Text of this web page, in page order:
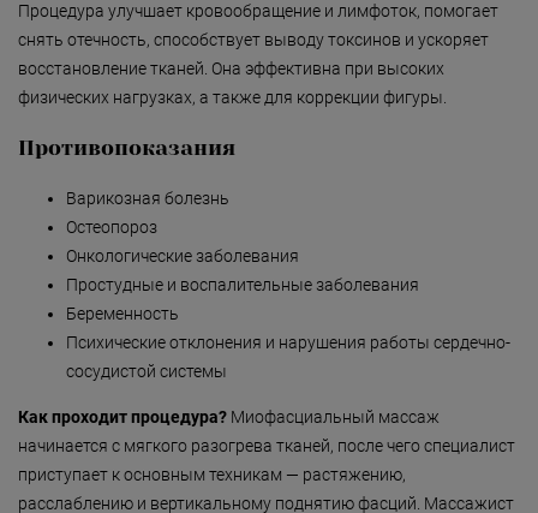
Процедура улучшает кровообращение и лимфоток, помогает
снять отечность, способствует выводу токсинов и ускоряет
восстановление тканей. Она эффективна при высоких
физических нагрузках, а также для коррекции фигуры.
Противопоказания
Варикозная болезнь
Остеопороз
Онкологические заболевания
Простудные и воспалительные заболевания
Беременность
Психические отклонения и нарушения работы сердечно-
сосудистой системы
Как проходит процедура? Миофасциальный массаж
начинается с мягкого разогрева тканей, после чего специалист
приступает к основным техникам — растяжению,
расслаблению и вертикальному поднятию фасций. Массажист
«Роман с камнем»
«Магия массажа»
«Шоколадный Релакс»
«SPA-отпуск в Тибете»
«Кедровый рай»
«Сибирское здоровье»
«SPAсение»